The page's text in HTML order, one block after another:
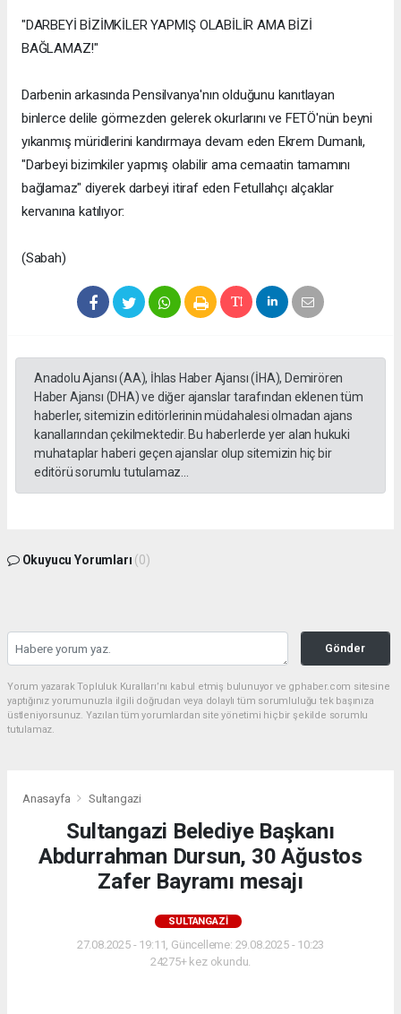
"DARBEYİ BİZİMKİLER YAPMIŞ OLABİLİR AMA BİZİ
BAĞLAMAZ!"
Darbenin arkasında Pensilvanya'nın olduğunu kanıtlayan
binlerce delile görmezden gelerek okurlarını ve FETÖ'nün beyni
yıkanmış müridlerini kandırmaya devam eden Ekrem Dumanlı,
"Darbeyi bizimkiler yapmış olabilir ama cemaatin tamamını
bağlamaz" diyerek darbeyi itiraf eden Fetullahçı alçaklar
kervanına katılıyor:
(Sabah)
Anadolu Ajansı (AA), İhlas Haber Ajansı (İHA), Demirören
Haber Ajansı (DHA) ve diğer ajanslar tarafından eklenen tüm
haberler, sitemizin editörlerinin müdahalesi olmadan ajans
kanallarından çekilmektedir. Bu haberlerde yer alan hukuki
muhataplar haberi geçen ajanslar olup sitemizin hiç bir
editörü sorumlu tutulamaz...
Okuyucu Yorumları (0)
Gönder
Yorum yazarak Topluluk Kuralları’nı kabul etmiş bulunuyor ve gphaber.com sitesine
yaptığınız yorumunuzla ilgili doğrudan veya dolaylı tüm sorumluluğu tek başınıza
üstleniyorsunuz. Yazılan tüm yorumlardan site yönetimi hiçbir şekilde sorumlu
tutulamaz.
Anasayfa Sultangazi
Sultangazi Belediye Başkanı
Abdurrahman Dursun, 30 Ağustos
Zafer Bayramı mesajı
SULTANGAZI
27.08.2025 - 19:11, Güncelleme: 29.08.2025 - 10:23
24275+ kez okundu.